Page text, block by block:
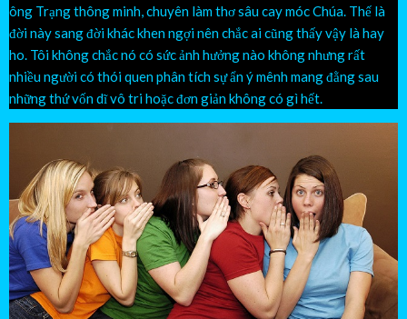
ông Trạng thông minh, chuyên làm thơ sâu cay móc Chúa. Thế là
đời này sang đời khác khen ngợi nên chắc ai cũng thấy vậy là hay
ho. Tôi không chắc nó có sức ảnh hưởng nào không nhưng rất
nhiều người có thói quen phân tích sự ẩn ý mênh mang đằng sau
những thứ vốn dĩ vô tri hoặc đơn giản không có gì hết.